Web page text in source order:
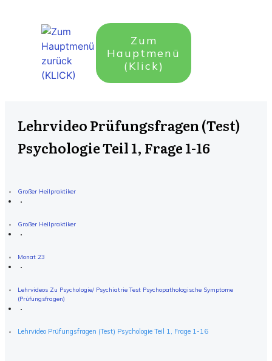
Zum
Hauptmenü
(Klick)
Lehrvideo Prüfungsfragen (Test)
Psychologie Teil 1, Frage 1-16
Großer Heilpraktiker
Großer Heilpraktiker
Monat 23
Lehrvideos Zu Psychologie/ Psychiatrie Test Psychopathologische Symptome
(Prüfungsfragen)
Lehrvideo Prüfungsfragen (Test) Psychologie Teil 1, Frage 1-16